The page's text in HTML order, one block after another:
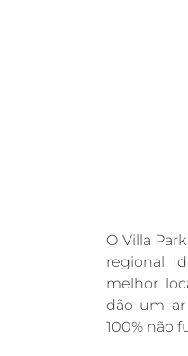
O Villa
regional.
melhor
dão um ar
100% não